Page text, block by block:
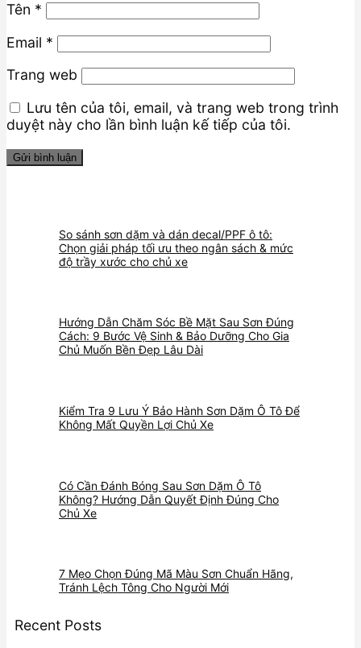
Tên *
Email *
Trang web
Lưu tên của tôi, email, và trang web trong trình
duyệt này cho lần bình luận kế tiếp của tôi.
So sánh sơn dặm và dán decal/PPF ô tô:
Chọn giải pháp tối ưu theo ngân sách & mức
độ trầy xước cho chủ xe
Hướng Dẫn Chăm Sóc Bề Mặt Sau Sơn Đúng
Cách: 9 Bước Vệ Sinh & Bảo Dưỡng Cho Gia
Chủ Muốn Bền Đẹp Lâu Dài
Kiểm Tra 9 Lưu Ý Bảo Hành Sơn Dặm Ô Tô Để
Không Mất Quyền Lợi Chủ Xe
Có Cần Đánh Bóng Sau Sơn Dặm Ô Tô
Không? Hướng Dẫn Quyết Định Đúng Cho
Chủ Xe
7 Mẹo Chọn Đúng Mã Màu Sơn Chuẩn Hãng,
Tránh Lệch Tông Cho Người Mới
Recent Posts